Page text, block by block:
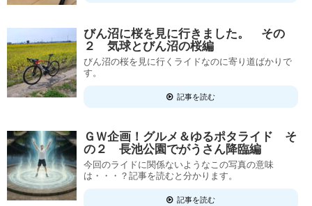
びん沼に桜を見に行きました。 その
２ 気球とびん沼の桜編
びん沼の桜を見に行くライドなのに寄り道ばかりで
す。
記事を読む
ＧＷ企画！グルメ＆ゆるポタライド そ
の２ 長池公園でがうさん降臨編
今回のライドに関係ないようなこの写真の意味
は・・・？記事を読むと分かります。
記事を読む